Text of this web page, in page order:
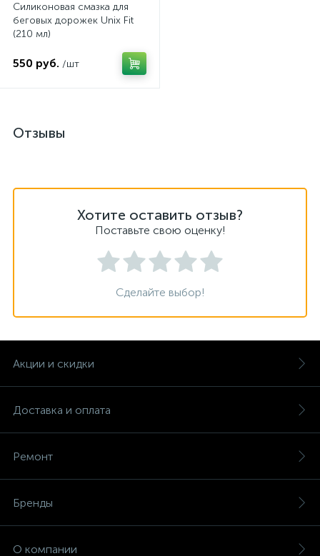
Силиконовая смазка для
беговых дорожек Unix Fit
(210 мл)
550 руб. /шт
Отзывы
Хотите оставить отзыв?
Поставьте свою оценку!
Сделайте выбор!
Акции и скидки
Доставка и оплата
Ремонт
Бренды
О компании